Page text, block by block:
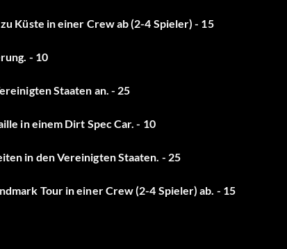
Küste in einer Crew ab (2-4 Spieler) - 15
- 10
Staaten an. - 25
in einem Dirt Spec Car. - 10
in den Vereinigten Staaten. - 25
Tour in einer Crew (2-4 Spieler) ab. - 15